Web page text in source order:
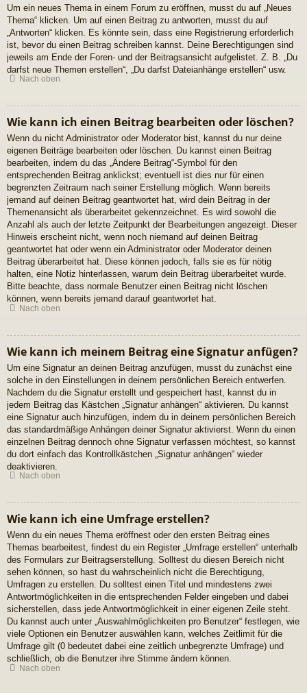
Um ein neues Thema in einem Forum zu eröffnen, musst du auf „Neues
Thema“ klicken. Um auf einen Beitrag zu antworten, musst du auf
„Antworten“ klicken. Es könnte sein, dass eine Registrierung erforderlich
ist, bevor du einen Beitrag schreiben kannst. Deine Berechtigungen sind
jeweils am Ende der Foren- und der Beitragsansicht aufgelistet. Z. B. „Du
darfst neue Themen erstellen“, „Du darfst Dateianhänge erstellen“ usw.
Nach oben
Wie kann ich einen Beitrag bearbeiten oder löschen?
Wenn du nicht Administrator oder Moderator bist, kannst du nur deine
eigenen Beiträge bearbeiten oder löschen. Du kannst einen Beitrag
bearbeiten, indem du das „Ändere Beitrag“-Symbol für den
entsprechenden Beitrag anklickst; eventuell ist dies nur für einen
begrenzten Zeitraum nach seiner Erstellung möglich. Wenn bereits
jemand auf deinen Beitrag geantwortet hat, wird dein Beitrag in der
Themenansicht als überarbeitet gekennzeichnet. Es wird sowohl die
Anzahl als auch der letzte Zeitpunkt der Bearbeitungen angezeigt. Dieser
Hinweis erscheint nicht, wenn noch niemand auf deinen Beitrag
geantwortet hat oder wenn ein Administrator oder Moderator deinen
Beitrag überarbeitet hat. Diese können jedoch, falls sie es für nötig
halten, eine Notiz hinterlassen, warum dein Beitrag überarbeitet wurde.
Bitte beachte, dass normale Benutzer einen Beitrag nicht löschen
können, wenn bereits jemand darauf geantwortet hat.
Nach oben
Wie kann ich meinem Beitrag eine Signatur anfügen?
Um eine Signatur an deinen Beitrag anzufügen, musst du zunächst eine
solche in den Einstellungen in deinem persönlichen Bereich entwerfen.
Nachdem du die Signatur erstellt und gespeichert hast, kannst du in
jedem Beitrag das Kästchen „Signatur anhängen“ aktivieren. Du kannst
eine Signatur auch hinzufügen, indem du in deinem persönlichen Bereich
das standardmäßige Anhängen deiner Signatur aktivierst. Wenn du einen
einzelnen Beitrag dennoch ohne Signatur verfassen möchtest, so kannst
du dort einfach das Kontrollkästchen „Signatur anhängen“ wieder
deaktivieren.
Nach oben
Wie kann ich eine Umfrage erstellen?
Wenn du ein neues Thema eröffnest oder den ersten Beitrag eines
Themas bearbeitest, findest du ein Register „Umfrage erstellen“ unterhalb
des Formulars zur Beitragserstellung. Solltest du diesen Bereich nicht
sehen können, so hast du wahrscheinlich nicht die Berechtigung,
Umfragen zu erstellen. Du solltest einen Titel und mindestens zwei
Antwortmöglichkeiten in die entsprechenden Felder eingeben und dabei
sicherstellen, dass jede Antwortmöglichkeit in einer eigenen Zeile steht.
Du kannst auch unter „Auswahlmöglichkeiten pro Benutzer“ festlegen, wie
viele Optionen ein Benutzer auswählen kann, welches Zeitlimit für die
Umfrage gilt (0 bedeutet dabei eine zeitlich unbegrenzte Umfrage) und
schließlich, ob die Benutzer ihre Stimme ändern können.
Nach oben